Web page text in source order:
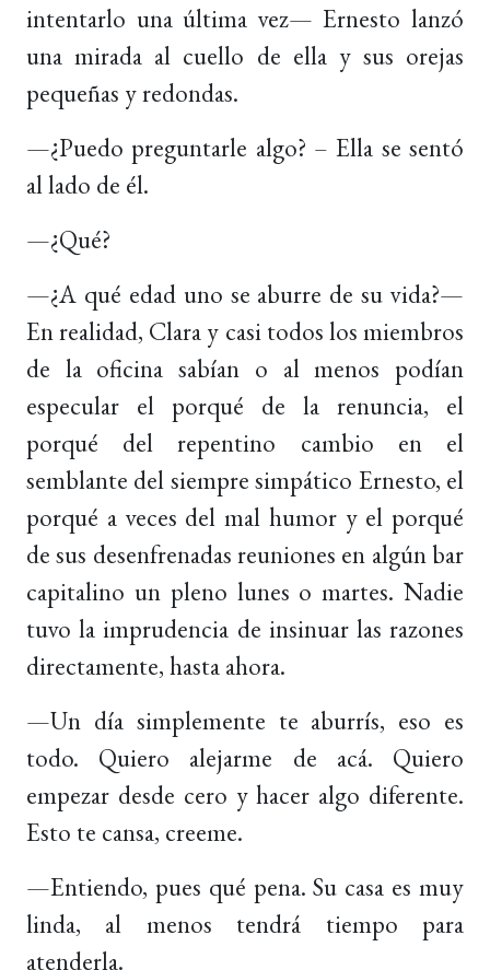
intentarlo una última vez— Ernesto lanzó
una mirada al cuello de ella y sus orejas
pequeñas y redondas.
—¿Puedo preguntarle algo? – Ella se sentó
al lado de él.
—¿Qué?
—¿A qué edad uno se aburre de su vida?—
En realidad, Clara y casi todos los miembros
de la oficina sabían o al menos podían
especular el porqué de la renuncia, el
porqué del repentino cambio en el
semblante del siempre simpático Ernesto, el
porqué a veces del mal humor y el porqué
de sus desenfrenadas reuniones en algún bar
capitalino un pleno lunes o martes. Nadie
tuvo la imprudencia de insinuar las razones
directamente, hasta ahora.
—Un día simplemente te aburrís, eso es
todo. Quiero alejarme de acá. Quiero
empezar desde cero y hacer algo diferente.
Esto te cansa, creeme.
—Entiendo, pues qué pena. Su casa es muy
linda, al menos tendrá tiempo para
atenderla.